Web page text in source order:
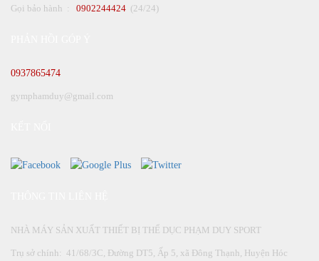
Gọi bảo hành : 0902244424 (24/24)
0937865474
gymphamduy@gmail.com
NHÀ MÁY SẢN XUẤT THIẾT BỊ THỂ DỤC PHẠM DUY SPORT
Trụ sở chính: 41/68/3C, Đường DT5, Ấp 5, xã Đông Thạnh, Huyện Hóc